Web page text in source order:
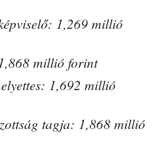
1,269 millió
millió forint
1,692 millió
tagja: 1,868 millió